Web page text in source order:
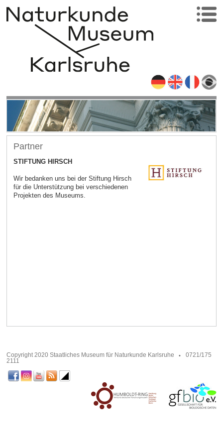
Partner
STIFTUNG HIRSCH
Wir bedanken uns bei der Stiftung Hirsch
für die Unterstützung bei verschiedenen
Projekten des Museums.
Copyright 2020 Staatliches Museum für Naturkunde Karlsruhe
0721/175
2111